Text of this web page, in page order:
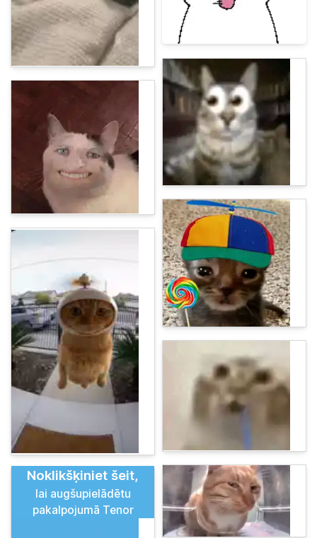
Noklikšķiniet šeit,
lai augšupielādētu
pakalpojumā Tenor